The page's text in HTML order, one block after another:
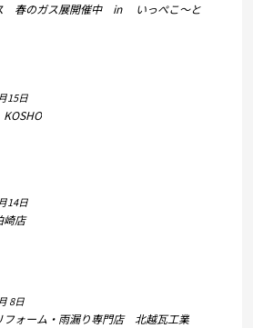
春のガス展開催中 in いっぺこ～と
15日
14日
店
8日
フォーム・雨漏り専門店 北越瓦工業